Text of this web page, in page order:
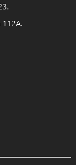
112А.